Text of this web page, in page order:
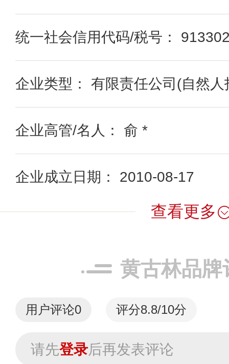
统一社会信用代码/税号：
企业类型： 有限责任公司(自然人
企业高管/名人： 俞 *
企业成立日期： 2010-08-17
查看更多
黄古林品牌
用户评论0 评分8.8/10分
请先登录后再发表评论